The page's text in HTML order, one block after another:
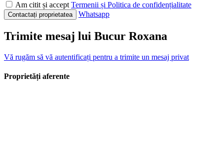
Am citit și acceptTermenii și Politica de confidențialitate
Contactați proprietatea Whatsapp
Trimite mesaj lui Bucur Roxana
Vă rugăm să vă autentificați pentru a trimite un mesaj privat
Proprietăți aferente